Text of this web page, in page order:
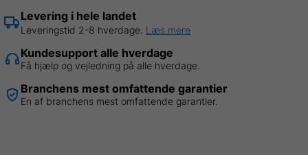
Levering i hele landet
Leveringstid 2-8 hverdage. Læs mere
Kundesupport alle hverdage
Få hjælp og vejledning på alle hverdage.
Branchens mest omfattende garantier
En af branchens mest omfattende garantier.